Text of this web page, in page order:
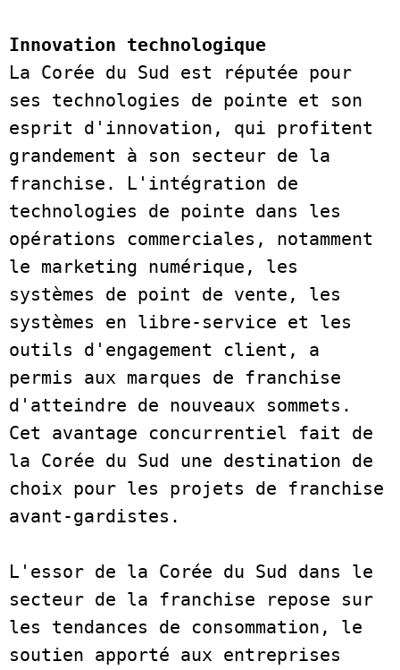
Innovation technologique
La Corée du Sud est réputée pour
ses technologies de pointe et son
esprit d'innovation, qui profitent
grandement à son secteur de la
franchise. L'intégration de
technologies de pointe dans les
opérations commerciales, notamment
le marketing numérique, les
systèmes de point de vente, les
systèmes en libre-service et les
outils d'engagement client, a
permis aux marques de franchise
d'atteindre de nouveaux sommets.
Cet avantage concurrentiel fait de
la Corée du Sud une destination de
choix pour les projets de franchise
avant-gardistes.
L'essor de la Corée du Sud dans le
secteur de la franchise repose sur
les tendances de consommation, le
soutien apporté aux entreprises